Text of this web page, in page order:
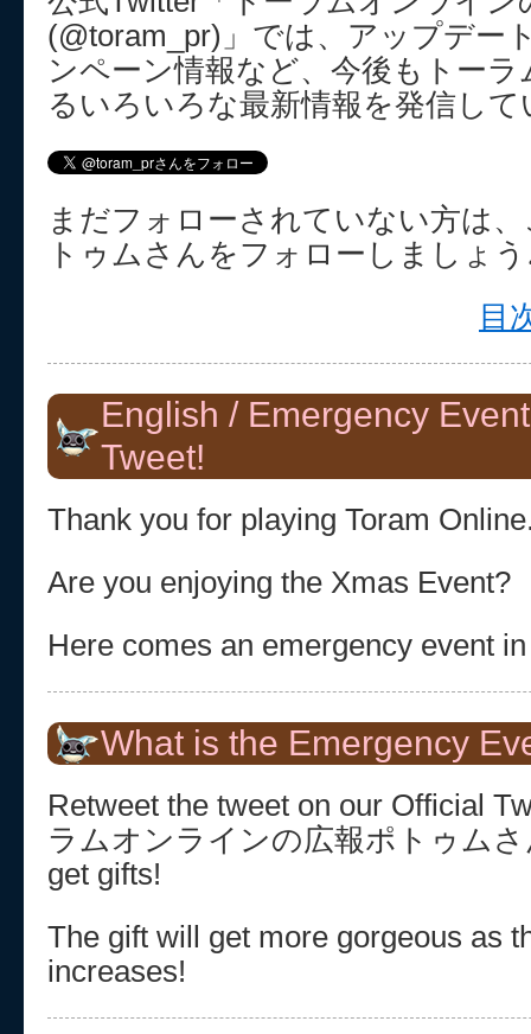
(@toram_pr)」では、アップデー
ンペーン情報など、今後もトー
るいろいろな最新情報を発信し
まだフォローされていない方は
トゥムさんをフォローしましょう
目
English / Emergency
Tweet!
Thank you for playing Toram
Are you enjoying the Xmas Event?
Here comes an emergency event
What is the Emergency
Retweet the tweet on our Official
ラムオンラインの広報ポトゥム
get gifts!
The gift will get more gorgeous as
increases!